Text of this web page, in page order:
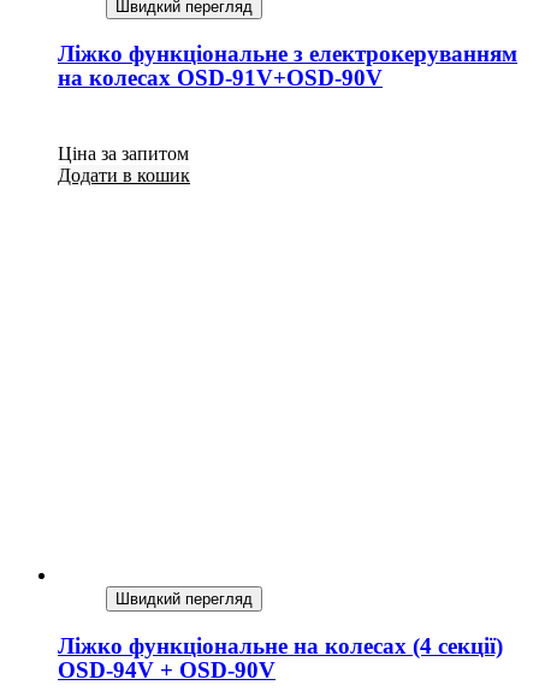
Швидкий перегляд
Ліжко функціональне з електрокеруванням
на колесах OSD-91V+OSD-90V
Ціна за запитом
Додати в кошик
Швидкий перегляд
Ліжко функціональне на колесах (4 секції)
OSD-94V + OSD-90V